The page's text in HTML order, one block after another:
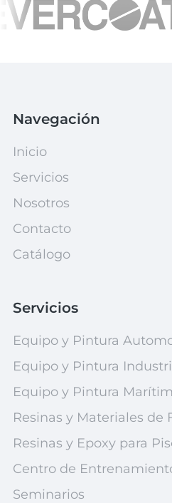
Navegación
Inicio
Servicios
Nosotros
Contacto
Catálogo
Servicios
Equipo y Pintura
Equipo y Pintura
Equipo y Pintura
Resinas y Materiales de
Resinas y Epoxy para
Centro de
Seminarios